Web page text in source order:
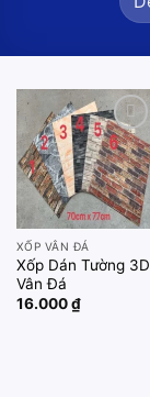
Add to
wishlist
XỐP VÂN ĐÁ
Xốp Dán Tường 3D
Vân Đá
16.000₫